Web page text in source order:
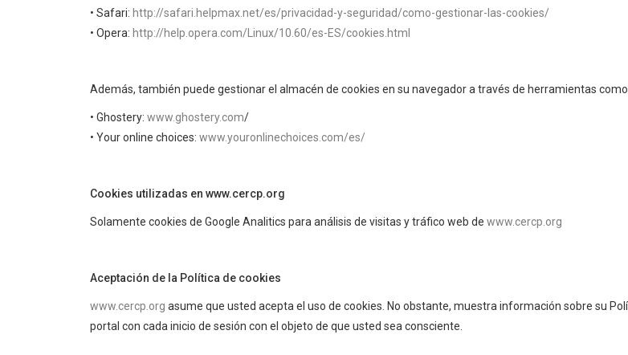
• Safari: http://safari.helpmax.net/es/privacidad-y-seguridad/como-gestionar-las-cookies/
• Opera: http://help.opera.com/Linux/10.60/es-ES/cookies.html
Además, también puede gestionar el almacén de cookies en su navegador a través de herramientas
• Ghostery: www.ghostery.com/
• Your online choices: www.youronlinechoices.com/es/
Cookies utilizadas en www.cercp.org
Solamente cookies de Google Analitics para análisis de visitas y tráfico web de www.cercp.org
Aceptación de la Política de cookies
www.cercp.org asume que usted acepta el uso de cookies. No obstante, muestra información sobre su
portal con cada inicio de sesión con el objeto de que usted sea consciente.